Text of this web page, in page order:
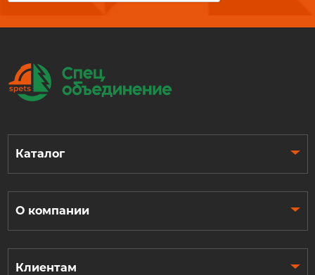
Каталог
О компании
Клиентам